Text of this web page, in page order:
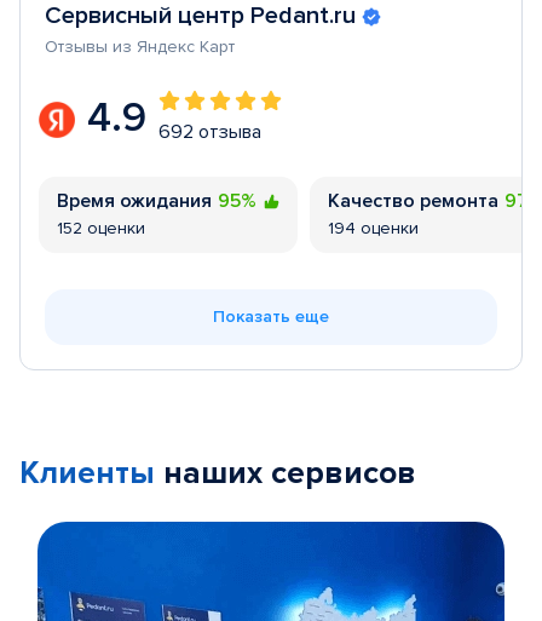
Сервисный центр Pedant.ru
Отзывы из Яндекс Карт
4.9 692 отзыва
Время ожидания 95%
152 оценки
Качество ремонта
194 оценки
Показать еще
Клиенты наших сервисов